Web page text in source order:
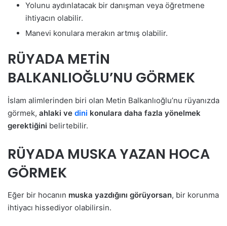
Yolunu aydınlatacak bir danışman veya öğretmene
ihtiyacın olabilir.
Manevi konulara merakın artmış olabilir.
RÜYADA METİN
BALKANLIOĞLU’NU GÖRMEK
İslam alimlerinden biri olan Metin Balkanlıoğlu’nu rüyanızda
görmek, ahlaki ve dini konulara daha fazla yönelmek
gerektiğini belirtebilir.
RÜYADA MUSKA YAZAN HOCA
GÖRMEK
Eğer bir hocanın muska yazdığını görüyorsan, bir korunma
ihtiyacı hissediyor olabilirsin.